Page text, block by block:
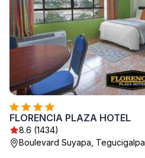
FLORENCIA PLAZA HOTEL
8.6 (1434)
Boulevard Suyapa, Tegucigalpa